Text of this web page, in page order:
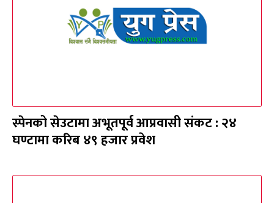
स्पेनको सेउटामा अभूतपूर्व आप्रवासी संकट : २४
घण्टामा करिब ४९ हजार प्रवेश